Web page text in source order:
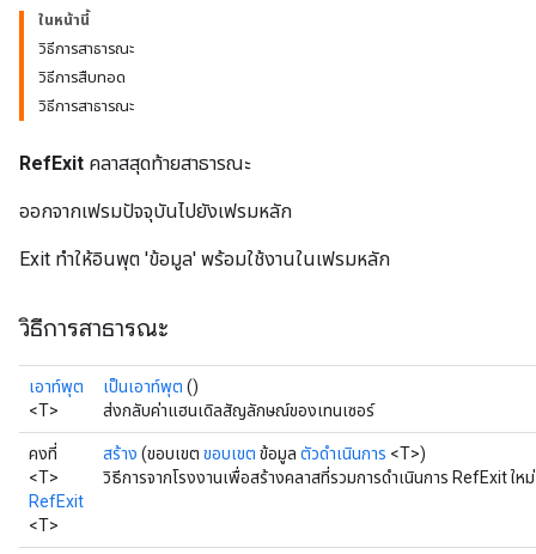
ในหน้านี้
วิธีการสาธารณะ
วิธีการสืบทอด
วิธีการสาธารณะ
RefExit คลาสสุดท้ายสาธารณะ
ออกจากเฟรมปัจจุบันไปยังเฟรมหลัก
Exit ทำให้อินพุต 'ข้อมูล' พร้อมใช้งานในเฟรมหลัก
วิธีการสาธารณะ
เอาท์พุต
<T>
เป็นเอาท์พุต ()
ส่งกลับค่าแฮนเดิลสัญลักษณ์ของเทนเซอร์
คงที่
<T>
RefExit
<T>
สร้าง (ขอบเขต ขอบเขต ข้อมูล ตัวดำเนินการ <T>)
วิธีการจากโรงงานเพื่อสร้างคลาสที่รวมการดำเนินการ RefExit ใหม่